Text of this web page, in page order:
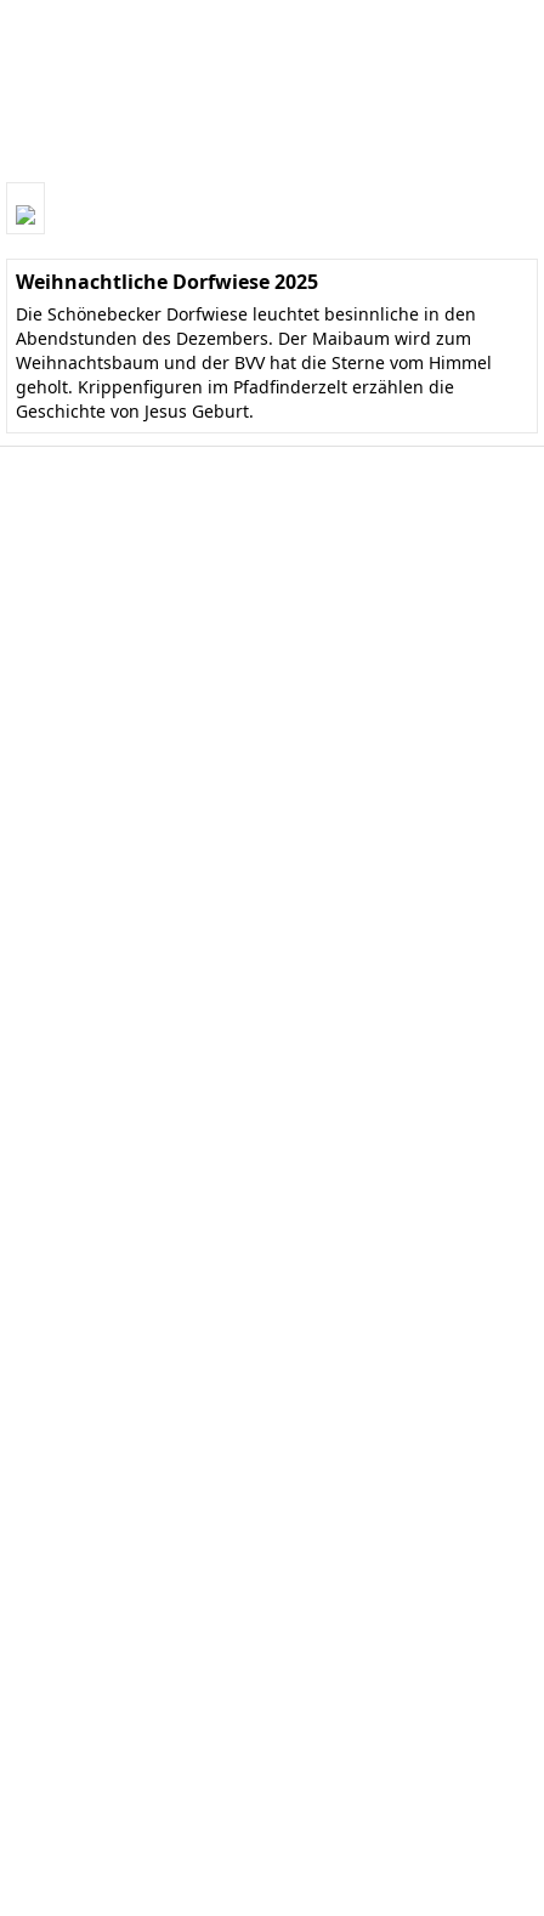
Weihnachtliche Dorfwiese 2025
Die Schönebecker Dorfwiese leuchtet besinnliche in den
Abendstunden des Dezembers. Der Maibaum wird zum
Weihnachtsbaum und der BVV hat die Sterne vom Himmel
geholt. Krippenfiguren im Pfadfinderzelt erzählen die
Geschichte von Jesus Geburt.